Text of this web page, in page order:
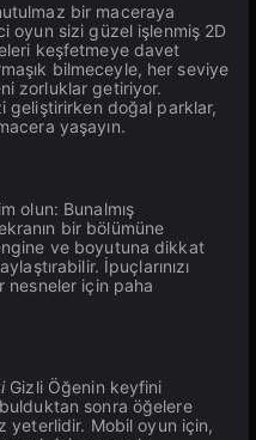
bir maceraya
oyun sizi güzel işlenmiş 2D
keşfetmeye davet
bilmeceyle, her seviye
zorluklar getiriyor.
geliştirirken doğal parklar,
yaşayın.
olun: Bunalmış
bir bölümüne
ve boyutuna dikkat
İpuçlarınızı
nesneler için paha
Gizli Öğenin keyfini
sonra öğelere
yeterlidir. Mobil oyun için,